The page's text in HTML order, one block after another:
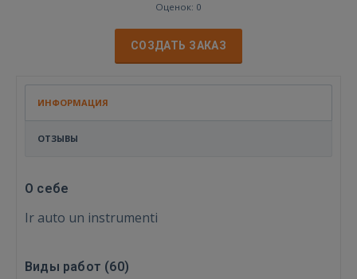
Оценок: 0
СОЗДАТЬ ЗАКАЗ
ИНФОРМАЦИЯ
ОТЗЫВЫ
О себе
Ir auto un instrumenti
Виды работ (60)